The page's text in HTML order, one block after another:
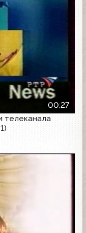
00:27
телеканала